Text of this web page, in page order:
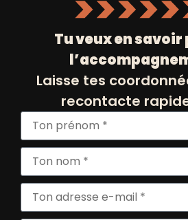
Tu veux en savoir
Laisse tes
recontacte